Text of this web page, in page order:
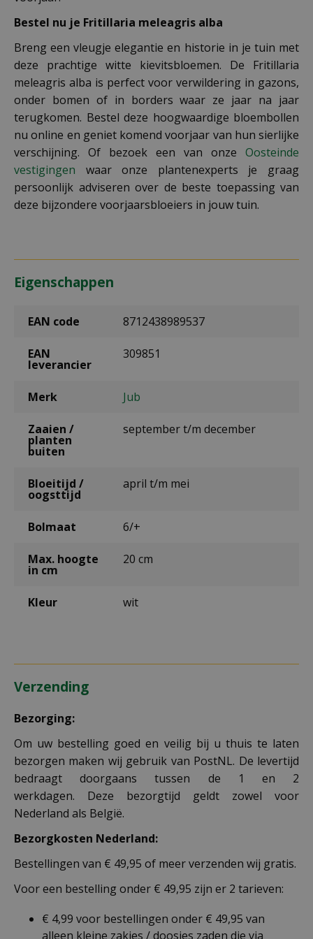
Bestel nu je Fritillaria meleagris alba
Breng een vleugje elegantie en historie in je tuin met
deze prachtige witte kievitsbloemen. De Fritillaria
meleagris alba is perfect voor verwildering in gazons,
onder bomen of in borders waar ze jaar na jaar
terugkomen. Bestel deze hoogwaardige bloembollen
nu online en geniet komend voorjaar van hun sierlijke
verschijning. Of bezoek een van onze Oosteinde
vestigingen waar onze plantenexperts je graag
persoonlijk adviseren over de beste toepassing van
deze bijzondere voorjaarsbloeiers in jouw tuin.
Eigenschappen
EAN code 8712438989537
EAN
leverancier
309851
Merk Jub
Zaaien /
planten
buiten
september t/m december
Bloeitijd /
oogsttijd
april t/m mei
Bolmaat 6/+
Max. hoogte
in cm
20 cm
Kleur wit
Verzending
Bezorging:
Om uw bestelling goed en veilig bij u thuis te laten
bezorgen maken wij gebruik van PostNL. De levertijd
bedraagt doorgaans tussen de 1 en 2
werkdagen. Deze bezorgtijd geldt zowel voor
Nederland als België.
Bezorgkosten Nederland:
Bestellingen van € 49,95 of meer verzenden wij gratis.
Voor een bestelling onder € 49,95 zijn er 2 tarieven:
€ 4,99 voor bestellingen onder € 49,95 van
alleen kleine zakjes / doosjes zaden die via